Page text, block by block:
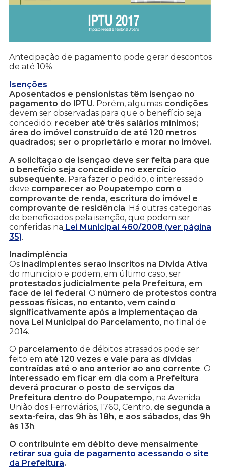
Antecipação de pagamento pode gerar descontos
de até 10%
Isenções
Aposentados e pensionistas têm isenção no
pagamento do IPTU. Porém, algumas condições
devem ser observadas para que o benefício seja
concedido: receber até três salários mínimos;
área do imóvel construído de até 120 metros
quadrados; ser o proprietário e morar no imóvel.
A solicitação de isenção deve ser feita para que
o benefício seja concedido no exercício
subsequente. Para fazer o pedido, o interessado
deve comparecer ao Poupatempo com o
comprovante de renda, escritura do imóvel e
comprovante de residência. Há outras categorias
de beneficiados pela isenção, que podem ser
conferidas na Lei Municipal 460/2008 (ver página
35).
Inadimplência
Os inadimplentes serão inscritos na Dívida Ativa
do município e podem, em último caso, ser
protestados judicialmente pela Prefeitura, em
face de lei federal. O número de protestos contra
pessoas físicas, no entanto, vem caindo
significativamente após a implementação da
nova Lei Municipal do Parcelamento, no final de
2014.
O parcelamento de débitos atrasados pode ser
feito em até 120 vezes e vale para as dívidas
contraídas até o ano anterior ao ano corrente. O
interessado em ficar em dia com a Prefeitura
deverá procurar o posto de serviços da
Prefeitura dentro do Poupatempo, na Avenida
União dos Ferroviários, 1760, Centro, de segunda a
sexta-feira, das 9h às 18h, e aos sábados, das 9h
às 13h.
O contribuinte em débito deve mensalmente
retirar sua guia de pagamento acessando o site
da Prefeitura.